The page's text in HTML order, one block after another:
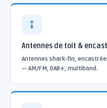
Antennes de toit &
Antennes shark-fin,
— AM/FM, DAB+, multiband.